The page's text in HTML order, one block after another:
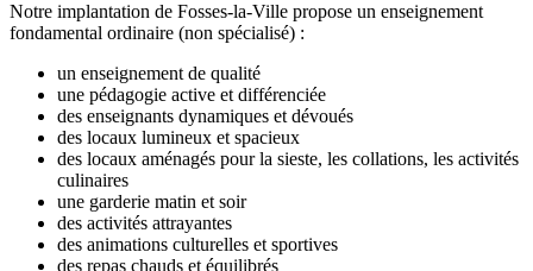
Notre implantation de Fosses-la-Ville propose un enseignement
fondamental ordinaire (non spécialisé) :
un enseignement de qualité
une pédagogie active et différenciée
des enseignants dynamiques et dévoués
des locaux lumineux et spacieux
des locaux aménagés pour la sieste, les collations, les activités
culinaires
une garderie matin et soir
des activités attrayantes
des animations culturelles et sportives
des repas chauds et équilibrés